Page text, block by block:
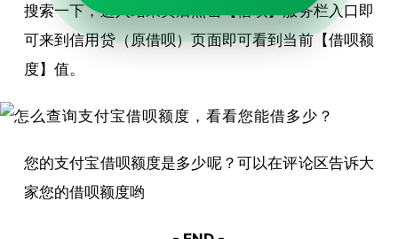
搜索一下，进入结果页后点击【借呗】服务栏入口即
可来到信用贷（原借呗）页面即可看到当前【借呗额
度】值。
您的支付宝借呗额度是多少呢？可以在评论区告诉大
家您的借呗额度哟